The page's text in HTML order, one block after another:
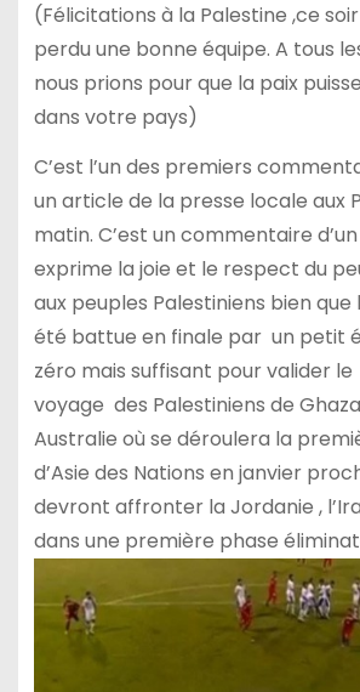
(Félicitations à la Palestine ,ce
perdu une bonne équipe. A tous
nous prions pour que la paix
dans votre pays)
C’est l’un des premiers
un article de la presse locale aux
matin. C’est un commentaire
exprime la joie et le respect du
aux peuples Palestiniens bien que
été battue en finale par un petit
zéro mais suffisant pour valider
voyage des Palestiniens de Ghaza
Australie où se déroulera la
d’Asie des Nations en janvier
devront affronter la Jordanie ,
dans une première phase